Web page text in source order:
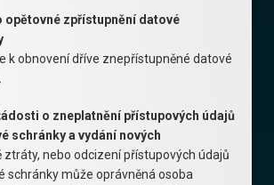
opětovné zpřístupnění datové
k obnovení dříve znepřístupněné datové
o zneplatnění přístupových údajů
schránky a vydání nových
ztráty, nebo odcizení přístupových údajů
schránky může oprávněná osoba